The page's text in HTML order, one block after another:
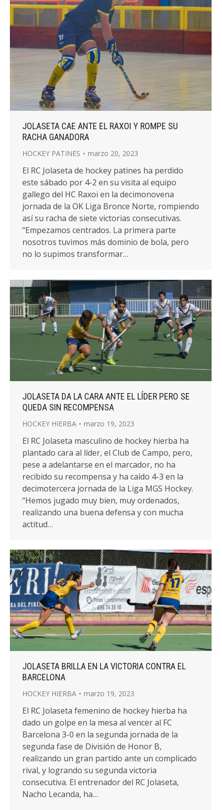
JOLASETA CAE ANTE EL RAXOI Y ROMPE SU
RACHA GANADORA
HOCKEY PATINES marzo 20, 2023
El RC Jolaseta de hockey patines ha perdido
este sábado por 4-2 en su visita al equipo
gallego del HC Raxoi en la decimonovena
jornada de la OK Liga Bronce Norte, rompiendo
así su racha de siete victorias consecutivas.
“Empezamos centrados. La primera parte
nosotros tuvimos más dominio de bola, pero
no lo supimos transformar…
JOLASETA DA LA CARA ANTE EL LÍDER PERO SE
QUEDA SIN RECOMPENSA
HOCKEY HIERBA marzo 19, 2023
El RC Jolaseta masculino de hockey hierba ha
plantado cara al líder, el Club de Campo, pero,
pese a adelantarse en el marcador, no ha
recibido su recompensa y ha caído 4-3 en la
decimotercera jornada de la Liga MGS Hockey.
“Hemos jugado muy bien, muy ordenados,
realizando una buena defensa y con mucha
actitud…
JOLASETA BRILLA EN LA VICTORIA CONTRA EL
BARCELONA
HOCKEY HIERBA marzo 19, 2023
El RC Jolaseta femenino de hockey hierba ha
dado un golpe en la mesa al vencer al FC
Barcelona 3-0 en la segunda jornada de la
segunda fase de División de Honor B,
realizando un gran partido ante un complicado
rival, y logrando su segunda victoria
consecutiva. El entrenador del RC Jolaseta,
Nacho Lecanda, ha…